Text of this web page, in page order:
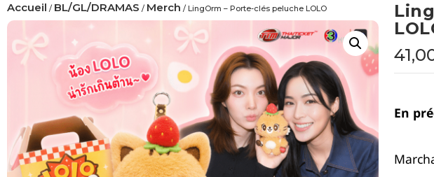
Accueil / BL/GL/DRAMAS / Merch / LingOrm – Porte-clés peluche LOLO
En